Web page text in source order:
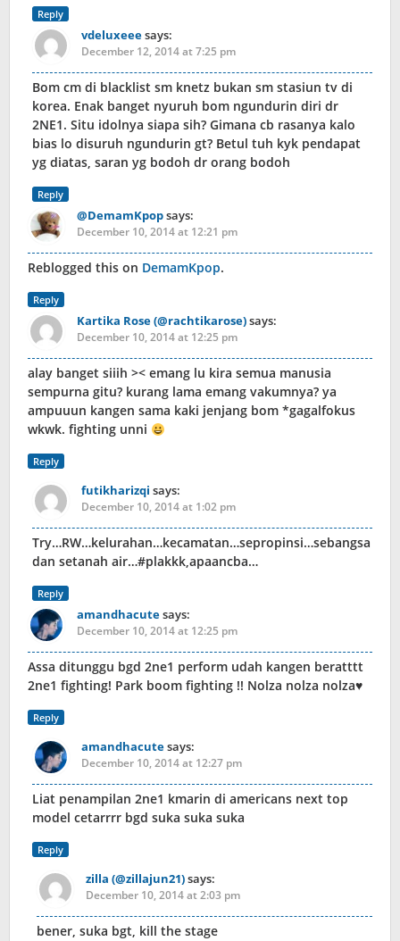
Reply
vdeluxeeesays:
December 12, 2014 at 7:25 pm
Bom cm di blacklist sm knetz bukan sm stasiun tv di
korea. Enak banget nyuruh bom ngundurin diri dr
2NE1. Situ idolnya siapa sih? Gimana cb rasanya kalo
bias lo disuruh ngundurin gt? Betul tuh kyk pendapat
yg diatas, saran yg bodoh dr orang bodoh
Reply
@DemamKpopsays:
December 10, 2014 at 12:21 pm
Reblogged this on DemamKpop.
Reply
Kartika Rose (@rachtikarose)says:
December 10, 2014 at 12:25 pm
alay banget siiih >< emang lu kira semua manusia
sempurna gitu? kurang lama emang vakumnya? ya
ampuuun kangen sama kaki jenjang bom *gagalfokus
wkwk. fighting unni
Reply
futikharizqi says:
December 10, 2014 at 1:02 pm
Try…RW…kelurahan…kecamatan…sepropinsi…sebangsa
dan setanah air…#plakkk,apaancba…
Reply
amandhacutesays:
December 10, 2014 at 12:25 pm
Assa ditunggu bgd 2ne1 perform udah kangen beratttt
2ne1 fighting! Park boom fighting !! Nolza nolza nolza♥
Reply
amandhacutesays:
December 10, 2014 at 12:27 pm
Liat penampilan 2ne1 kmarin di americans next top
model cetarrrr bgd suka suka suka
Reply
zilla (@zillajun21)says:
December 10, 2014 at 2:03 pm
bener, suka bgt, kill the stage